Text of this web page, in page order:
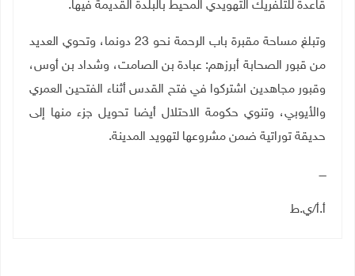
قاعدة للتلفريك التهويدي المحيط بالبلدة القديمة فيها.
وتبلغ مساحة مقبرة باب الرحمة نحو 23 دونما، وتحوي العديد
من قبور الصحابة أبرزهم: عبادة بن الصامت، وشداد بن أوس،
وقبور مجاهدين اشتركوا في فتح القدس أثناء الفتحين العمري
والأيوبي، وتنوي حكومة الاحتلال أيضا تحويل جزء منها إلى
حديقة توراتية ضمن مشروعها لتهويد المدينة.
ــــ
أ.أ/ي.ط